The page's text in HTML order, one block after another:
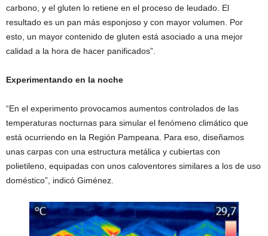
carbono, y el gluten lo retiene en el proceso de leudado. El
resultado es un pan más esponjoso y con mayor volumen. Por
esto, un mayor contenido de gluten está asociado a una mejor
calidad a la hora de hacer panificados”.
Experimentando en la noche
“En el experimento provocamos aumentos controlados de las
temperaturas nocturnas para simular el fenómeno climático que
está ocurriendo en la Región Pampeana. Para eso, diseñamos
unas carpas con una estructura metálica y cubiertas con
polietileno, equipadas con unos caloventores similares a los de uso
doméstico”, indicó Giménez.